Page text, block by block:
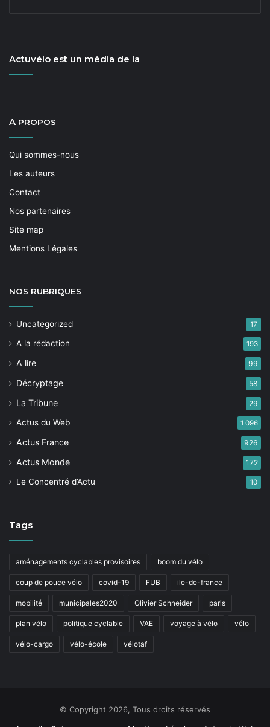
Actuvélo est un média de la
A PROPOS
Qui sommes-nous
Les auteurs
Contact
Nos partenaires
Site map
Mentions Légales
NOS RUBRIQUES
Uncategorized 17
A la rédaction 193
A lire 99
Décryptage 58
La Tribune 29
Actus du Web 1 096
Actus France 926
Actus Monde 172
Le Concentré d’Actu 10
Tags
aménagements cyclables provisoires boom du vélo
coup de pouce vélo covid-19 FUB ile-de-france
mobilité municipales2020 Olivier Schneider paris
plan vélo politique cyclable VAE voyage à vélo vélo
vélo-cargo vélo-école vélotaf
© Copyright 2026, Tous droits réservés